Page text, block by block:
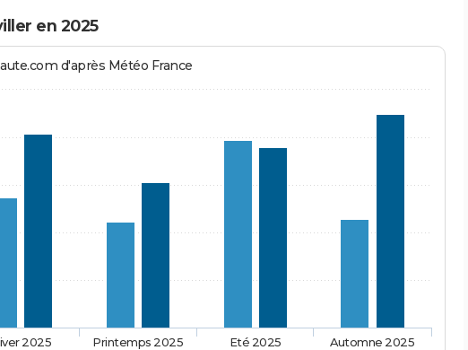
en 2025
d'après Météo France
2025 Printemps 2025 Eté 2025 Automne 2025